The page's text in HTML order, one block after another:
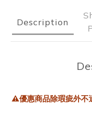
Description
⚠️優惠商品除瑕疵外不